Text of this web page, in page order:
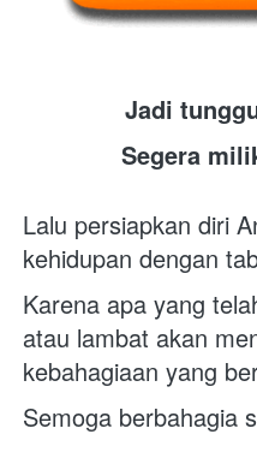
Jadi
Segera
Lalu persiapkan diri
kehidupan dengan
Karena apa yang
atau lambat akan
kebahagiaan yang
Semoga berbahagia